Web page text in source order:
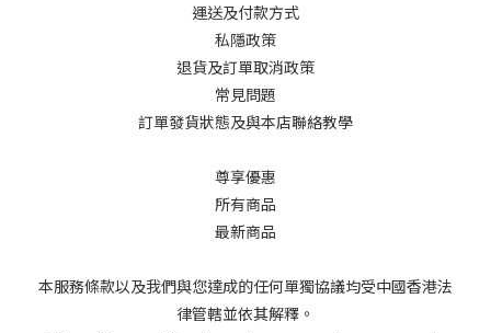
運送及付款方式
私隱政策
退貨及訂單取消政策
常見問題
訂單發貨狀態及與本店聯絡教學
尊享優惠
所有商品
最新商品
本服務條款以及我們與您達成的任何單獨協議均受中國香港法
律管轄並依其解釋。